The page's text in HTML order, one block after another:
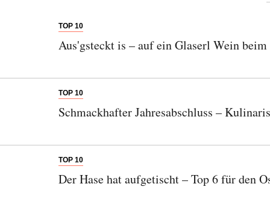
TOP 10
Aus'gsteckt is – auf ein Glaserl Wein
TOP 10
Schmackhafter Jahresabschluss –
TOP 10
Der Hase hat aufgetischt – Top 6 für den